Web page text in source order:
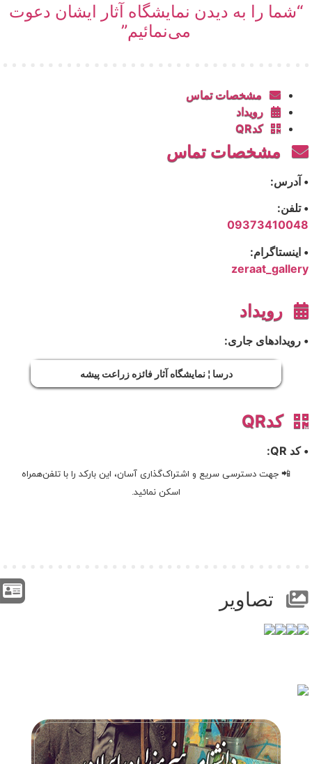
“شما را به دیدن نمایشگاه آثار ایشان دعوت
می‌نمائیم”
مشخصات تماس
رویداد
کدQR
مشخصات تماس
• آدرس:
• تلفن:
09373410048
• اینستاگرام:
zeraat_gallery
رویداد
• رویدادهای جاری:
درسا ¦ نمایشگاه آثار فائزه زراعت پیشه
کدQR
• کد QR:
📲 جهت دسترسی سریع و اشتراک‌گذاری آسان، این بارکد را با تلفن‌همراه
اسکن نمائید.
تصاویر